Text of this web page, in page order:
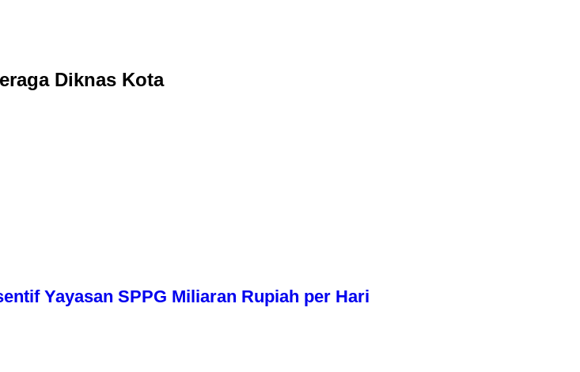
Diknas Kota
Yayasan SPPG Miliaran Rupiah per Hari